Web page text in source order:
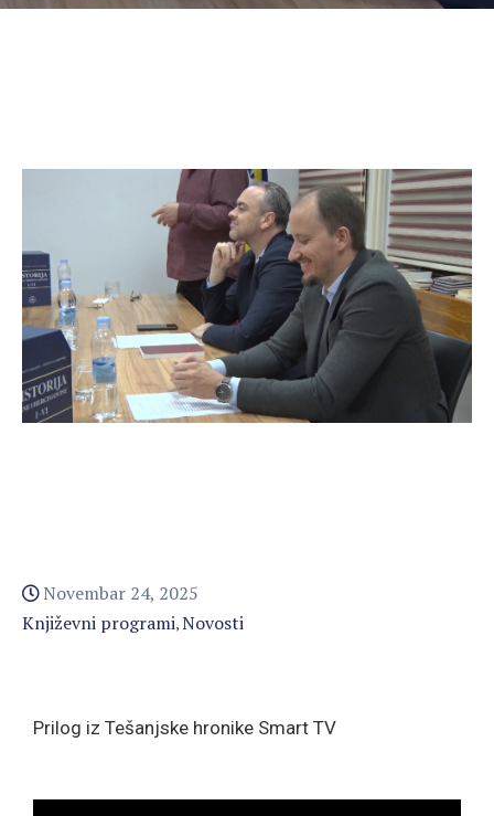
Novembar 24, 2025
Književni programi‚Novosti
Prilog iz Tešanjske hronike Smart TV